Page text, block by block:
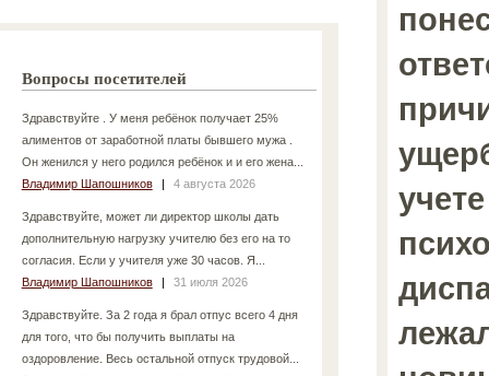
Вопросы посетителей
Здравствуйте . У меня ребёнок получает 25%
алиментов от заработной платы бывшего мужа .
Он женился у него родился ребёнок и и его жена...
Владимир Шапошников
| 4 августа 2026
Здравствуйте, может ли директор школы дать
дополнительную нагрузку учителю без его на то
согласия. Если у учителя уже 30 часов. Я...
Владимир Шапошников
| 31 июля 2026
Здравствуйте. За 2 года я брал отпус всего 4 дня
для того, что бы получить выплаты на
оздоровление. Весь остальной отпуск трудовой...